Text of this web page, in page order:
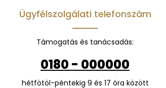
Ügyfélszolgálati telefonszám
Támogatás és tanácsadás:
0180 - 000000
hétfötöl-péntekig 9 és 17 óra között